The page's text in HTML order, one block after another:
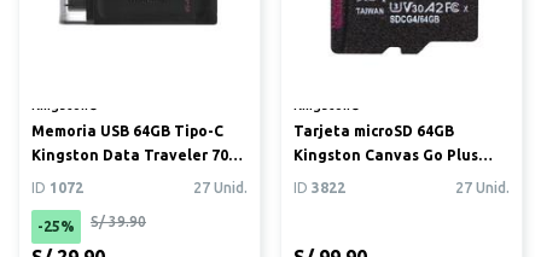
Memoria USB 64GB Tipo-C
Kingston Data Traveler 70
USB 3.2
ID 1072 27 Unid.
-25% S/ 39.90
Tarjeta microSD 64GB
Kingston Canvas Go Plus
Gen4 (200MB/s) + Adaptador
ID 3822 27 Unid.